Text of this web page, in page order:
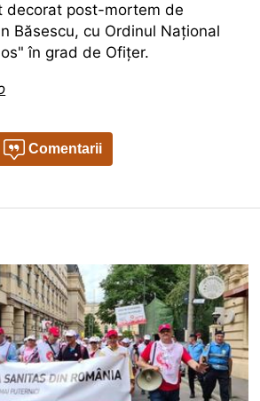
decorat post-mortem de
Băsescu, cu Ordinul Naţional
în grad de Ofiţer.
Comentarii